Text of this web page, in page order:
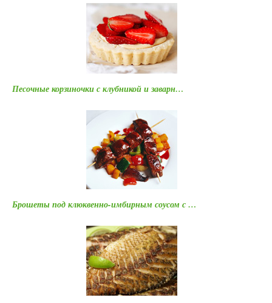
Песочные корзиночки с клубникой и заварн…
Брошеты под клюквенно-имбирным соусом с …